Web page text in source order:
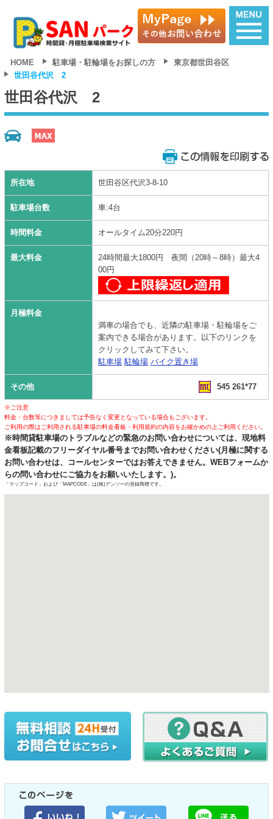
HOME 駐車場・駐輪場をお探しの方
東京都世田谷区
世田谷代沢 2
世田谷代沢 2
所在地 世田谷区代沢3-8-10
駐車場台数 車:4台
時間料金 オールタイム20分220円
最大料金
24時間最大1800円 夜間（20時～8時）最大4
00円
月極料金
満車の場合でも、近隣の駐車場・駐輪場をご
案内できる場合があります。以下のリンクを
クリックしてみて下さい。
駐車場 駐輪場 バイク置き場
その他 545 261*77
※ご注意
料金・台数等につきましては予告なく変更となっている場合もございます。
ご利用の際はご利用される駐車場の料金看板・利用規約の内容をお確かめの上ご利用ください。
※時間貸駐車場のトラブルなどの緊急のお問い合わせについては、現地料
金看板記載のフリーダイヤル番号までお問い合わせください(月極に関する
お問い合わせは、コールセンターではお答えできません。WEBフォームか
らの問い合わせにご協力をお願いいたします。)。
「マップコード」および「MAPCODE」は(株)デンソーの登録商標です。